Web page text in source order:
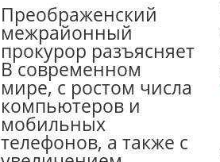
Преображенский
межрайонный
прокурор разъясняет
В современном
мире, с ростом числа
компьютеров и
мобильных
телефонов, а также с